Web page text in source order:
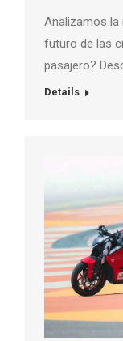
Analizamos la
futuro de las
pasajero?
Details